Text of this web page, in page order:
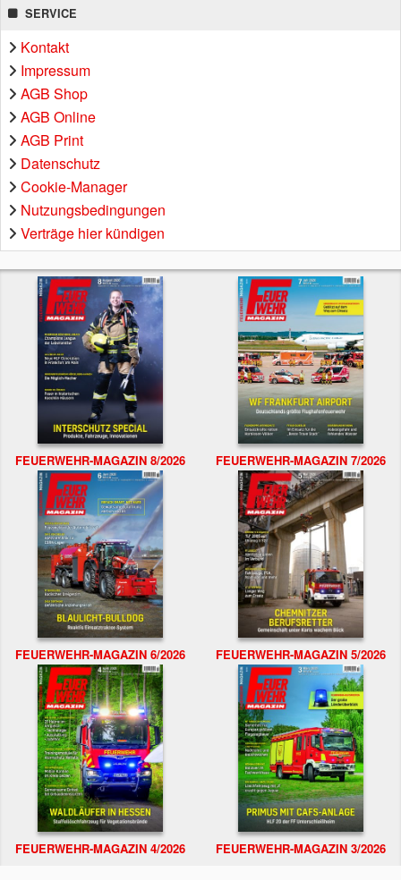
SERVICE
Kontakt
Impressum
AGB Shop
AGB Online
AGB Print
Datenschutz
Cookie-Manager
Nutzungsbedingungen
Verträge hier kündigen
FEUERWEHR-MAGAZIN 8/2026 FEUERWEHR-MAGAZIN 7/2026
FEUERWEHR-MAGAZIN 6/2026 FEUERWEHR-MAGAZIN 5/2026
FEUERWEHR-MAGAZIN 4/2026 FEUERWEHR-MAGAZIN 3/2026